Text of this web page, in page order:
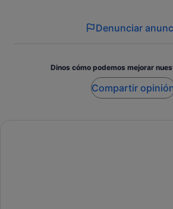
Denunciar
Dinos cómo podemos mejorar
Compartir